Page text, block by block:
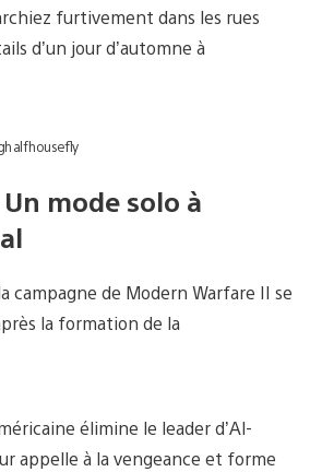
furtivement dans les rues
d’un jour d’automne à
mode solo à
campagne de Modern Warfare II se
la formation de la
élimine le leader d’Al-
appelle à la vengeance et forme